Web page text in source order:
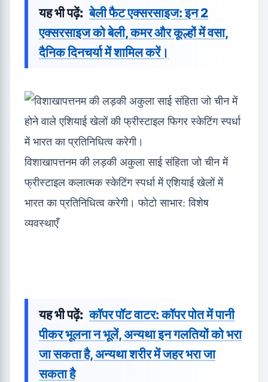
यह भी पढ़ें: बेली फैट एक्सरसाइज: इन 2
एक्सरसाइज को बेली, कमर और कूल्हों में वसा,
दैनिक दिनचर्या में शामिल करें।
विशाखापत्तनम की लड़की अकुला साई संहिता जो चीन में
फ्रीस्टाइल कलात्मक स्केटिंग स्पर्धा में एशियाई खेलों में
भारत का प्रतिनिधित्व करेगी। फोटो साभार: विशेष
व्यवस्थाएँ
यह भी पढ़ें: कॉपर पॉट वाटर: कॉपर पोत में पानी
पीकर भूलना न भूलें, अन्यथा इन गलतियों को भरा
जा सकता है, अन्यथा शरीर में जहर भरा जा
सकता है